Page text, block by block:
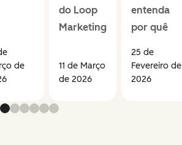
de
do Loop
Marketing
11 de Março
de 2026
entenda
por quê
25 de
Fevereiro de
2026